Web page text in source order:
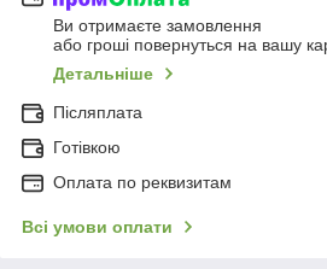
Ви отримаєте замовлення
або гроші повернуться на вашу
Детальніше
Післяплата
Готівкою
Оплата по реквизитам
Всі умови оплати